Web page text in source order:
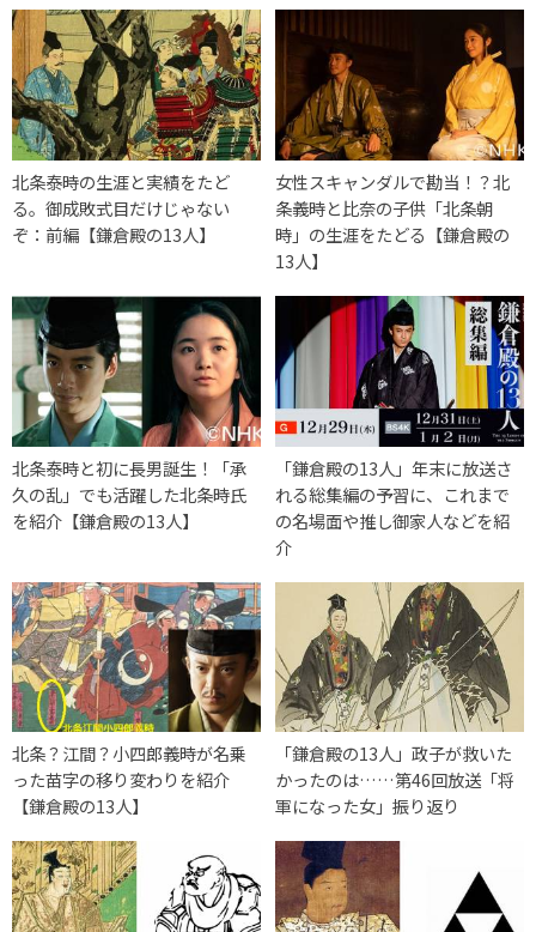
北条泰時の生涯と実績をたど
る。御成敗式目だけじゃない
ぞ：前編【鎌倉殿の13人】
女性スキャンダルで勘当！？北
条義時と比奈の子供「北条朝
時」の生涯をたどる【鎌倉殿の
13人】
北条泰時と初に長男誕生！「承
久の乱」でも活躍した北条時氏
を紹介【鎌倉殿の13人】
「鎌倉殿の13人」年末に放送さ
れる総集編の予習に、これまで
の名場面や推し御家人などを紹
介
北条？江間？小四郎義時が名乗
った苗字の移り変わりを紹介
【鎌倉殿の13人】
「鎌倉殿の13人」政子が救いた
かったのは……第46回放送「将
軍になった女」振り返り